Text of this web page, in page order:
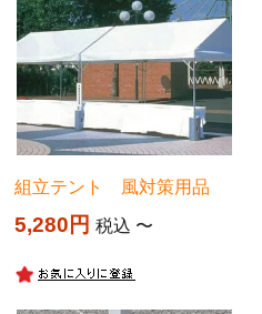
組立テント 風対策用品
5,280 税込 〜